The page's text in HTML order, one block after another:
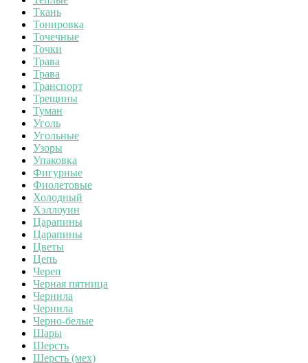
Ткань
Тонировка
Точечные
Точки
Трава
Трава
Транспорт
Трещины
Туман
Уголь
Угольные
Узоры
Упаковка
Фигурные
Фиолетовые
Холодный
Хэллоуин
Царапины
Царапины
Цветы
Цепь
Череп
Черная пятница
Чернила
Чернила
Черно-белые
Шары
Шерсть
Шерсть (мех)